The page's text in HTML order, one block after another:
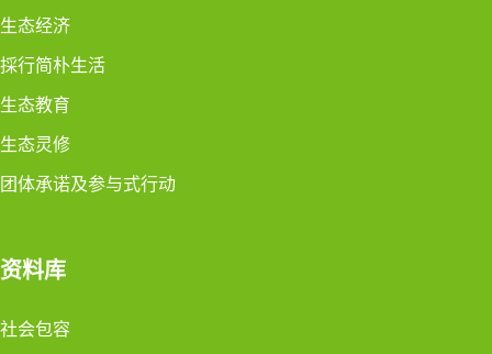
生态经济
採行简朴生活
生态教育
生态灵修
团体承诺及参与式行动
资料库
社会包容